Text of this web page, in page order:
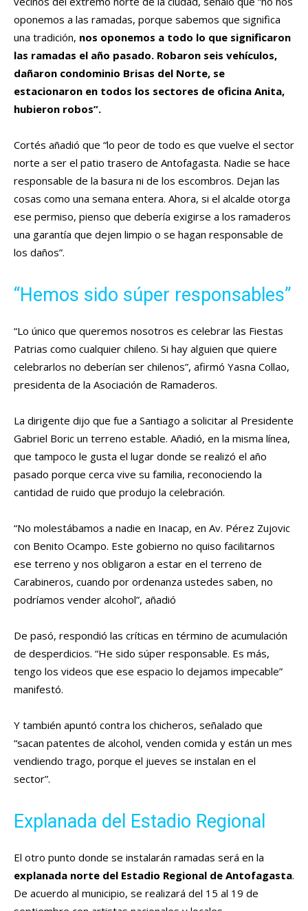
oponemos a las ramadas, porque sabemos que significa
una tradición, nos oponemos a todo lo que significaron
las ramadas el año pasado. Robaron seis vehículos,
dañaron condominio Brisas del Norte, se
estacionaron en todos los sectores de oficina Anita,
hubieron robos”.
Cortés añadió que “lo peor de todo es que vuelve el sector
norte a ser el patio trasero de Antofagasta. Nadie se hace
responsable de la basura ni de los escombros. Dejan las
cosas como una semana entera. Ahora, si el alcalde otorga
ese permiso, pienso que debería exigirse a los ramaderos
una garantía que dejen limpio o se hagan responsable de
los daños”.
“Hemos sido súper responsables”
“Lo único que queremos nosotros es celebrar las Fiestas
Patrias como cualquier chileno. Si hay alguien que quiere
celebrarlos no deberían ser chilenos”, afirmó Yasna Collao,
presidenta de la Asociación de Ramaderos.
La dirigente dijo que fue a Santiago a solicitar al Presidente
Gabriel Boric un terreno estable. Añadió, en la misma línea,
que tampoco le gusta el lugar donde se realizó el año
pasado porque cerca vive su familia, reconociendo la
cantidad de ruido que produjo la celebración.
“No molestábamos a nadie en Inacap, en Av. Pérez Zujovic
con Benito Ocampo. Este gobierno no quiso facilitarnos
ese terreno y nos obligaron a estar en el terreno de
Carabineros, cuando por ordenanza ustedes saben, no
podríamos vender alcohol”, añadió
De pasó, respondió las críticas en término de acumulación
de desperdicios. “He sido súper responsable. Es más,
tengo los videos que ese espacio lo dejamos impecable”
manifestó.
Y también apuntó contra los chicheros, señalado que
“sacan patentes de alcohol, venden comida y están un mes
vendiendo trago, porque el jueves se instalan en el
sector”.
Explanada del Estadio Regional
El otro punto donde se instalarán ramadas será en la
explanada norte del Estadio Regional de Antofagasta.
De acuerdo al municipio, se realizará del 15 al 19 de